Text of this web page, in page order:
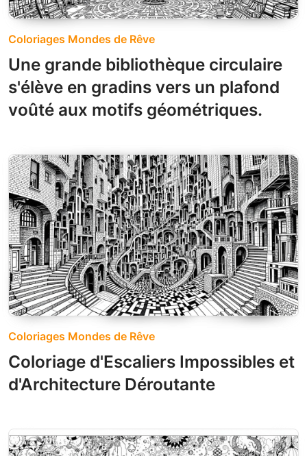
Coloriages Mondes de Rêve
Une grande bibliothèque circulaire
s'élève en gradins vers un plafond
voûté aux motifs géométriques.
Coloriages Mondes de Rêve
Coloriage d'Escaliers Impossibles et
d'Architecture Déroutante